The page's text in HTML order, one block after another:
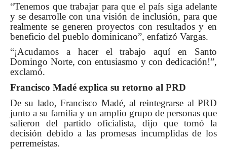
“Tenemos que trabajar para que el país siga adelante
y se desarrolle con una visión de inclusión, para que
realmente se generen proyectos con resultados y en
beneficio del pueblo dominicano”, enfatizó Vargas.
“¡Acudamos a hacer el trabajo aquí en Santo
Domingo Norte, con entusiasmo y con dedicación!”,
exclamó.
Francisco Madé explica su retorno al PRD
De su lado, Francisco Madé, al reintegrarse al PRD
junto a su familia y un amplio grupo de personas que
salieron del partido oficialista, dijo que tomó la
decisión debido a las promesas incumplidas de los
perremeístas.